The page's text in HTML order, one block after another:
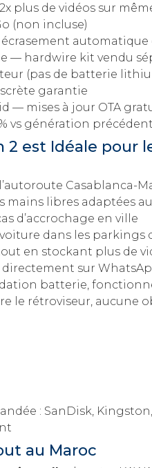
plus de vidéos sur
(non incluse)
automatique
— hardwire kit vendu
(pas de batterie
garantie
— mises à jour OTA
vs génération
2 est Idéale pour
Casablanca-
mains libres adaptées
d’accrochage en ville
dans les parkings
en stockant plus de
sur
batterie, fonctionne
le rétroviseur, aucune
: SanDisk, Kingston,
au Maroc